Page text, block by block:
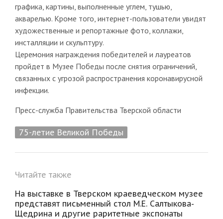
графика, картины, выполненные углем, тушью,
акварелью. Кроме того, интернет-пользователи увидят
художественные и репортажные фото, коллажи,
инсталляции и скульптуру.
Церемония награждения победителей и лауреатов
пройдет в Музее Победы после снятия ограничений,
связанных с угрозой распространения коронавирусной
инфекции.
Пресс-служба Правительства Тверской области
75-летие Великой Победы
Читайте также
На выставке в Тверском краеведческом музее
представят письменный стол М.Е. Салтыкова-
Щедрина и другие раритетные экспонаты